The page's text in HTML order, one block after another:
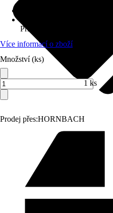
Prodej přes:HORNBACH
Příslušenství,
Příslušenství pro plynové grily
Více informací o zboží
Množství (ks)
1 ks